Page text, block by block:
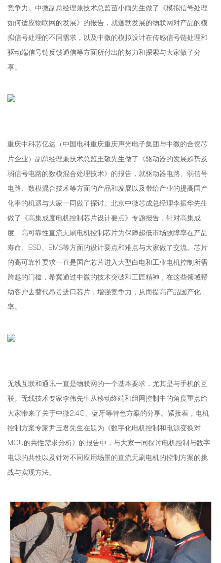
竞争力。中微副总经理兼技术总监苗小雨先生做了《模拟信号处理
如何适应物联网的发展》的报告，就蓬勃发展的物联网对产品的模
拟信号处理的不同需求，以及中微的模拟设计在传感信号链处理和
驱动端信号链反馈通信等方面所付出的努力和探索与大家做了分
享。
重庆中科芯亿达（中国电科重庆重庆声光电子集团与中微的合资芯
片企业）副总经理兼技术总监王敬先生做了《驱动器的发展趋势及
弱信号电路的数模混合处理技术》的报告，就驱动器电路、弱信号
电路、数模混合技术等方面的产品和发展以及带给产业的提高国产
化率的机遇与大家一同做了探讨。北京中微芯成总经理李振华先生
做了《高集成度电机控制芯片设计要点》专题报告，针对高集成
度、高可靠性直流无刷电机控制芯片为保障超低市场故障率在产品
寿命、ESD、EMS等方面的设计要点和难点与大家做了交流。芯片
的高可靠性要求一直是国产芯片进入大型白电和工业电机控制所需
跨越的门槛，希冀通过中微的技术突破和工匠精神，在这些领域帮
助客户去替代昂贵进口芯片，增强竞争力，从而提高产品国产化
率。
无线互联和通讯一直是物联网的一个基本要求，尤其是与手机的互
联。无线技术专家李伟先生从移动终端和组网控制中的角度重点给
大家带来了关于中微2.4G、蓝牙等特色方案的分享。紧接着，电机
控制方案专家尹玉君先生在题为《数字化电机控制和电源变换对
MCU的共性需求分析》的报告中，与大家一同探讨电机控制与数字
电源的共性以及针对不同应用场景的直流无刷电机的控制方案的挑
战与实现方法。